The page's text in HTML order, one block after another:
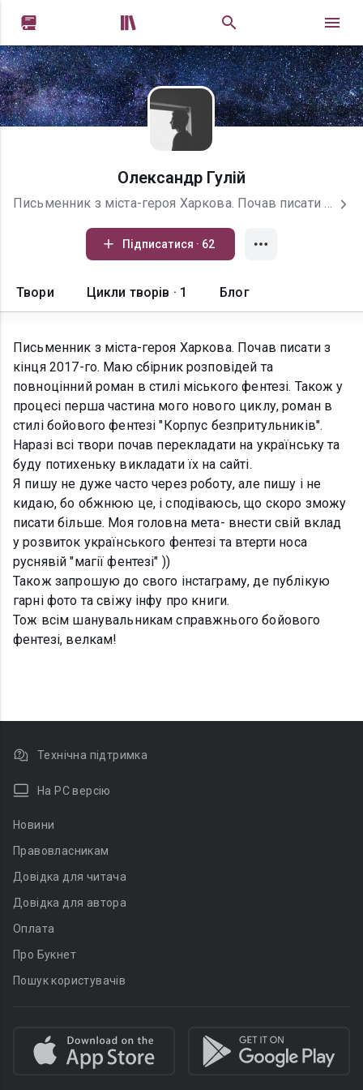
 
Олександр Гулій
Письменник з міста-героя Харкова. Почав писати з кінця 2017-го. Маю сбірник розповідей та повноцінний роман в стилі міського фентезі. Також у процесі перша частина мого нового циклу, роман в стилі бойового фентезі "Корпус безпритульників". Наразі всі твори почав перекладати на українську та буду потихеньку викладати їх на сайті. Я пишу не дуже часто через роботу, але пишу і не кидаю, бо обжнюю це, і сподіваюсь, що скоро зможу писати більше. Моя головна мета- внести свій вклад у розвиток українського фентезі та втерти носа руснявій "магії фентезі" )) Також запрошую до свого інстаграму, де публікую гарні фото та свіжу інфу про книги. Тож всім шанувальникам справжнього бойового фентезі, велкам!
Підписатися · 62
Твори Цикли творів · 1 Блог
Письменник з міста-героя Харкова. Почав писати з
кінця 2017-го. Маю сбірник розповідей та
повноцінний роман в стилі міського фентезі. Також у
процесі перша частина мого нового циклу, роман в
стилі бойового фентезі "Корпус безпритульників".
Наразі всі твори почав перекладати на українську та
буду потихеньку викладати їх на сайті.
Я пишу не дуже часто через роботу, але пишу і не
кидаю, бо обжнюю це, і сподіваюсь, що скоро зможу
писати більше. Моя головна мета- внести свій вклад
у розвиток українського фентезі та втерти носа
руснявій "магії фентезі" ))
Також запрошую до свого інстаграму, де публікую
гарні фото та свіжу інфу про книги.
Тож всім шанувальникам справжнього бойового
фентезі, велкам!
Технічна підтримка
На PC версію
Новини
Правовласникам
Довідка для читача
Довідка для автора
Оплата
Про Букнет
Пошук користувачів